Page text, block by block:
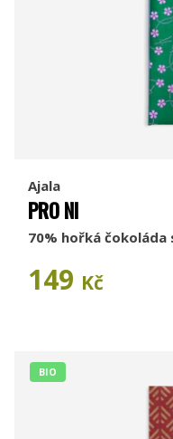
Ajala
PRO NI
70% hořká čokoláda
149 Kč
BIO